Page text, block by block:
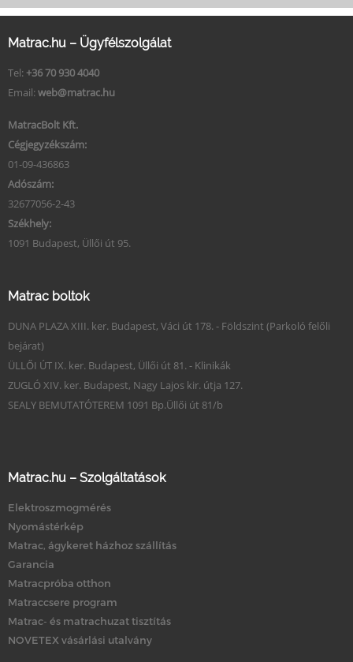
Matrac.hu – Ügyfélszolgálat
Tel: +36 70 930 4040
Email: web@matrac.hu
MatracBolt Kft.
Cégjegyzékszám:
01-09-436863
Adószám:
32677056-2-43
Székhely:
1091 Budapest, Üllői út 95.
Matrac boltok
DUNA PLAZA XIII. ker. Budapest, Váci út 178. - Földszint (Parkoló felőli
bejárat)
ÜLLŐI ÚT IX. ker. Budapest, Üllői út 81. - Klinikák
ZUGLÓ XIV. ker. Budapest, Nagy Lajos kir. útja 127.
SEALY BEMUTATÓTEREM 1091 Bp.Üllői út 81/b
Matrac.hu – Szolgáltatások
Elektroszmogmérés
Nyomástérkép
Matrac, ágykeret házhoz szállítás
Garancia
Matracpróba otthon
Matraccsere program
Matrac- és matrachuzat tisztítás
NOVETEX vásárlási utalvány